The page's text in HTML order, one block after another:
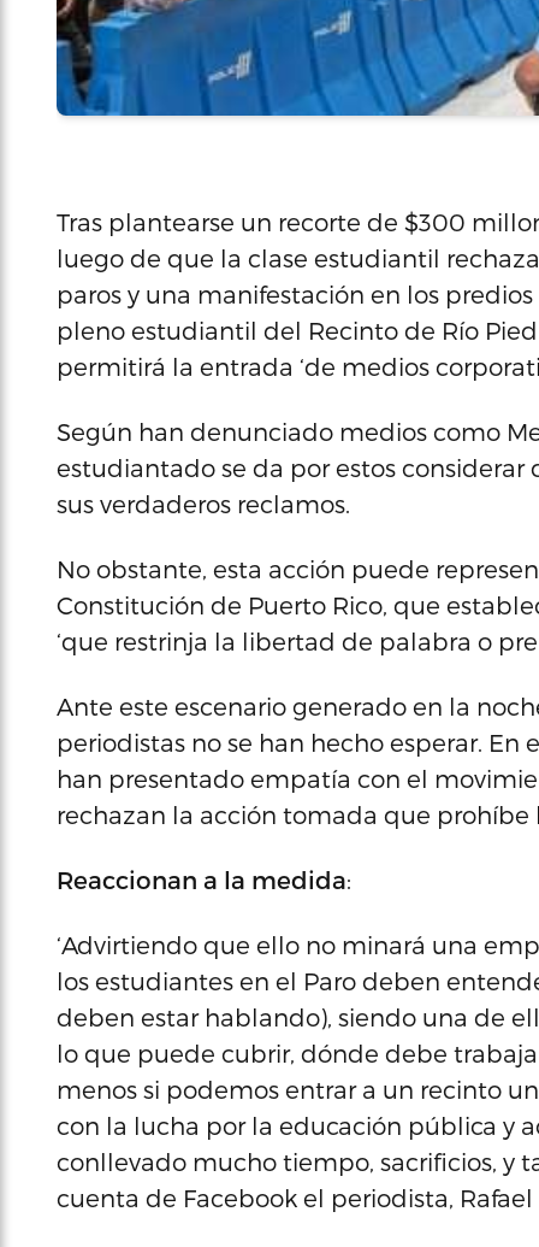
Tras plantearse un recorte de $300
luego de que la clase estudiantil
paros y una manifestación en los
pleno estudiantil del Recinto de Río
permitirá la entrada ‘de medios
Según han denunciado medios como
estudiantado se da por estos
sus verdaderos reclamos.
No obstante, esta acción puede
Constitución de Puerto Rico, que
‘que restrinja la libertad de palabra o
Ante este escenario generado en la
periodistas no se han hecho esperar. En
han presentado empatía con el
rechazan la acción tomada que
Reaccionan a la medida:
‘Advirtiendo que ello no minará una
los estudiantes en el Paro deben
deben estar hablando), siendo una de
lo que puede cubrir, dónde debe
menos si podemos entrar a un recinto
con la lucha por la educación pública y
conllevado mucho tiempo, sacrificios, y
cuenta de Facebook el periodista, Rafael